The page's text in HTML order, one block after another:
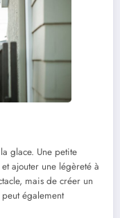
glace. Une petite
ajouter une légèreté à
mais de créer un
également